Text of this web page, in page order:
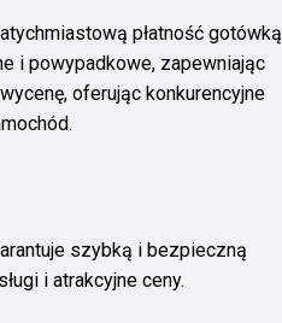
płatność gotówką
i powypadkowe, zapewniając
oferując konkurencyjne
szybką i bezpieczną
i atrakcyjne ceny.